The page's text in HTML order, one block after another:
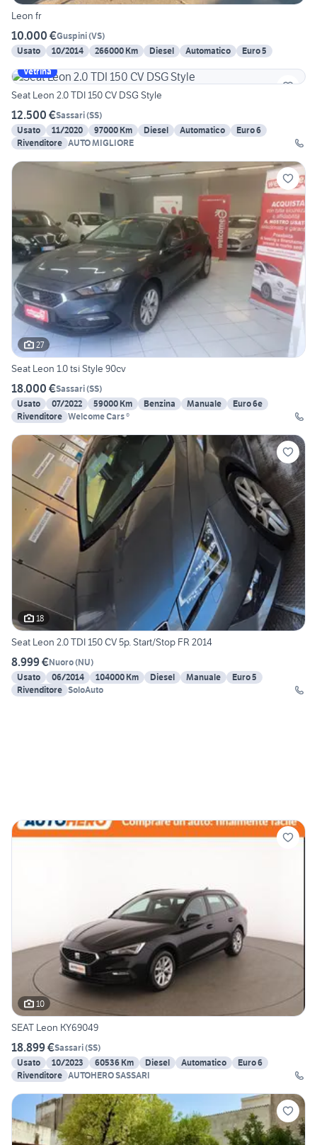
Leon fr
10.000 €Guspini(VS)
Usato
10/2014 266000 Km Diesel Automatico
Euro 5
Vetrina
Seat Leon 2.0 TDI 150 CV DSG Style
12.500 €Sassari(SS)
Usato
11/2020 97000 Km Diesel Automatico
Euro 6
Rivenditore AUTO MIGLIORE
27
Seat Leon 1.0 tsi Style 90cv
18.000 €Sassari(SS)
Usato
07/2022 59000 Km Benzina Manuale
Euro 6e
Rivenditore Welcome Cars ®
18
Seat Leon 2.0 TDI 150 CV 5p. Start/Stop FR 2014
8.999 €Nuoro(NU)
Usato
06/2014 104000 Km Diesel Manuale
Euro 5
Rivenditore SoloAuto
10
SEAT Leon KY69049
18.899 €Sassari(SS)
Usato
10/2023 60536 Km Diesel Automatico
Euro 6
Rivenditore AUTOHERO SASSARI